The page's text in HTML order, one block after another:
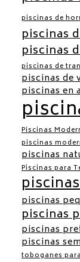
piscinas de
piscinas
piscinas
piscinas de
piscinas de
piscinas en
Piscinas
piscinas
piscinas
Piscinas para
piscinas
piscinas
piscinas
piscinas
toboganes